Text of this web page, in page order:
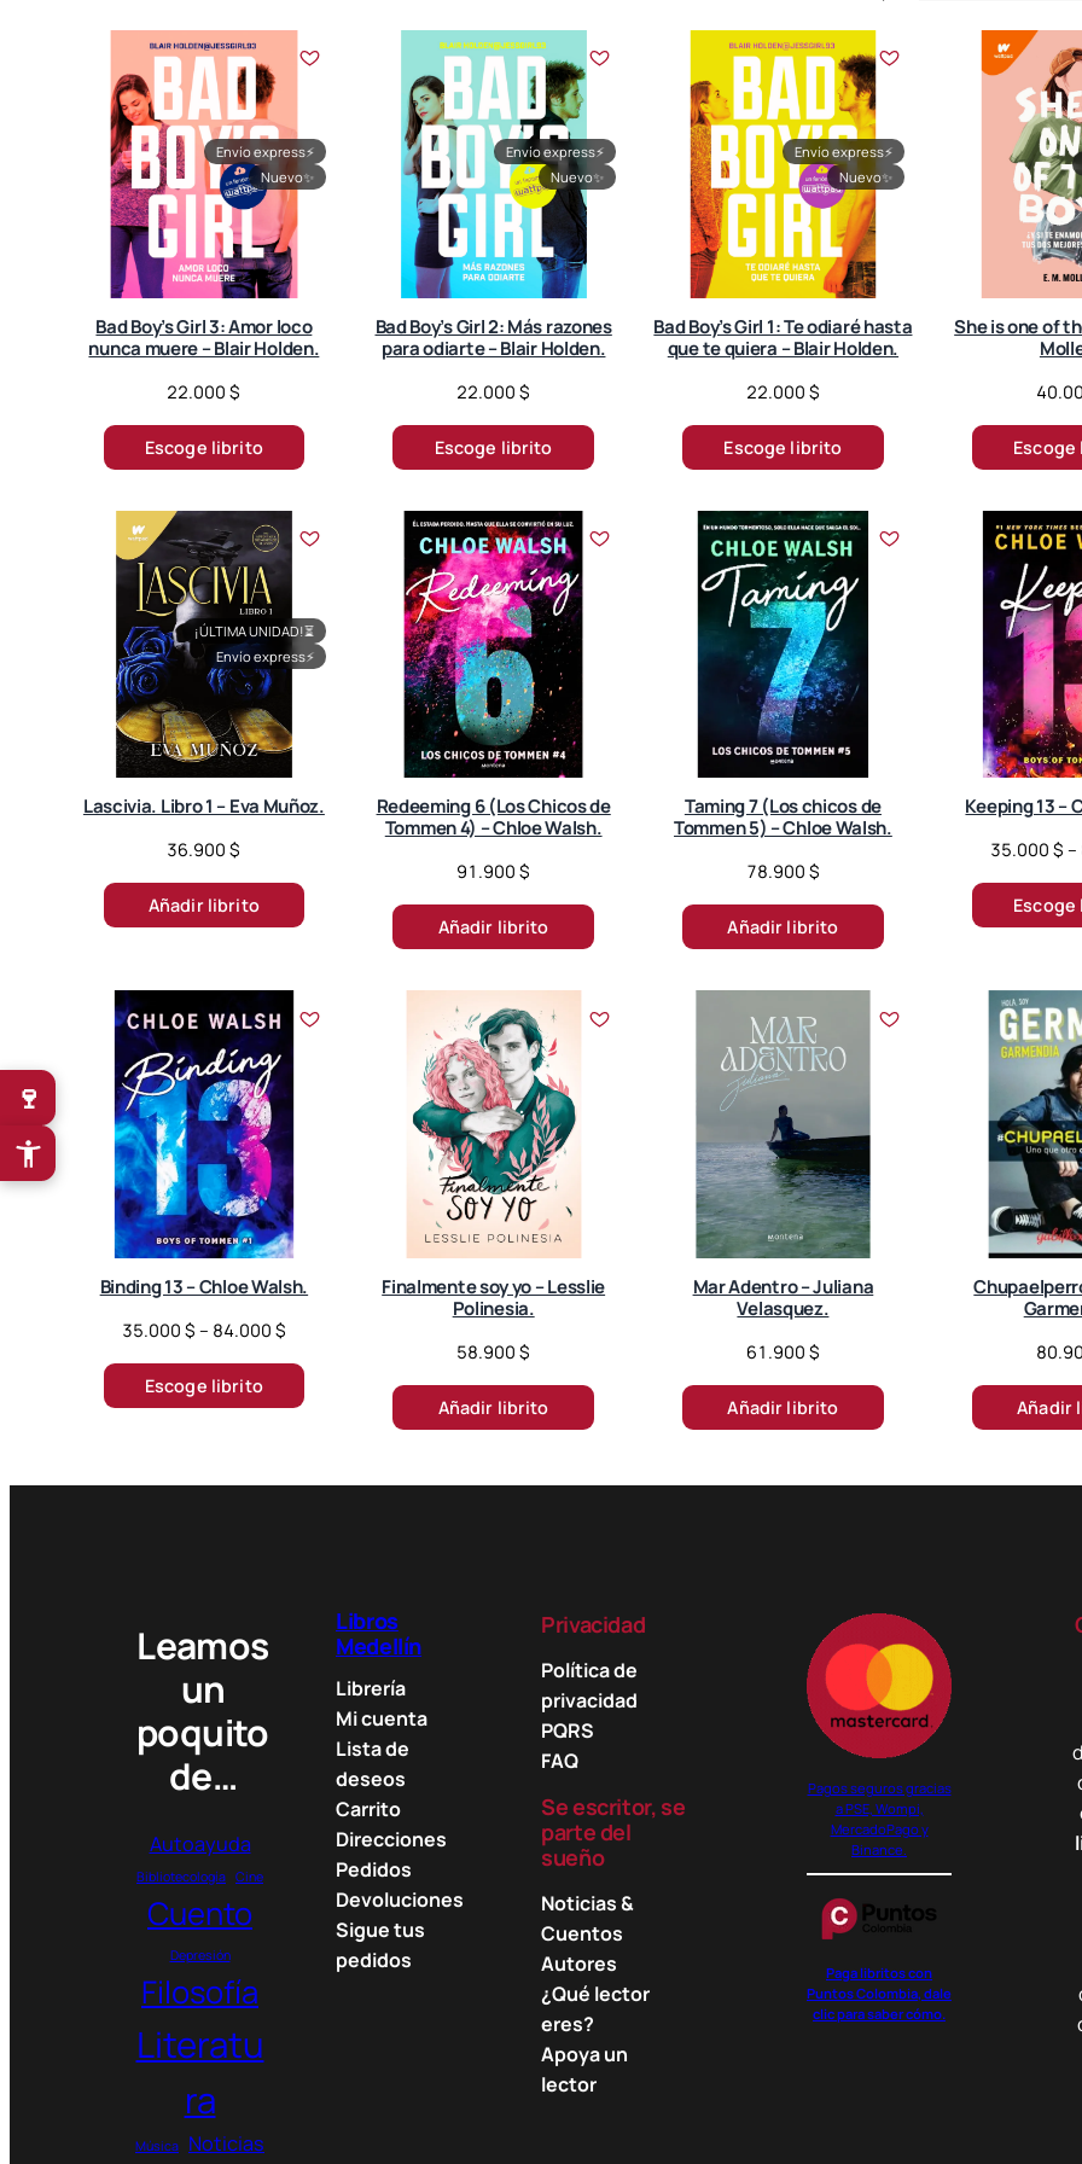
Envío express⚡
Nuevo✨
Bad Boy’s Girl 3: Amor loco
nunca muere – Blair Holden.
22.000$
Escoge librito
Envío express⚡
Nuevo✨
Bad Boy’s Girl 2: Más razones
para odiarte – Blair Holden.
22.000$
Escoge librito
Envío express⚡
Nuevo✨
Bad Boy’s Girl 1: Te odiaré hasta
que te quiera – Blair Holden.
22.000 $
Escoge librito
She is one of
¡ÚLTIMA UNIDAD!⏳
Envío express⚡
Lascivia. Libro 1 – Eva Muñoz.
36.900$
Añadir librito
Redeeming 6 (Los Chicos de
Tommen 4) – Chloe Walsh.
91.900$
Añadir librito
Taming 7 (Los chicos de
Tommen 5) – Chloe Walsh.
78.900 $
Añadir librito
Keeping 13 –
35.000$ –
Binding 13 – Chloe Walsh.
35.000 $ – 84.000 $P
c
Escoge librito
Finalmente soy yo – Lesslie
Polinesia.
58.900$
Añadir librito
Mar Adentro – Juliana
Velasquez.
61.900 $
Añadir librito Añadir
Leamos
un
poquito
de…
Autoayuda
Bibliotecología Cine
Cuento
Depresión
Filosofía
Literatu
ra
Música Noticias
Libros
Medellín
Librería
Mi cuenta
Lista de
deseos
Carrito
Direcciones
Pedidos
Devoluciones
Sigue tus
pedidos
Privacidad
Política de
privacidad
PQRS
FAQ
Se escritor, se
parte del
sueño
Noticias &
Cuentos
Autores
¿Qué lector
eres?
Apoya un
lector
Pagos seguros gracias
a PSE, Wompi,
MercadoPago y
Binance.
Paga libritos con
Puntos Colombia, dale
clic para saber cómo.
🍷